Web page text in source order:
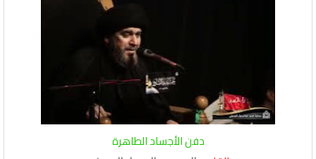
دفن الأجساد الطاهرة